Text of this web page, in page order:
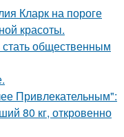
Кларк на пороге
красоты.
стать общественным
Привлекательным":
80 кг, откровенно